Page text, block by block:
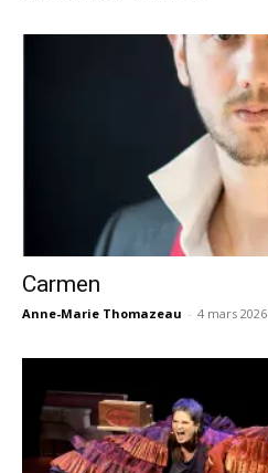
Carmen
Anne-Marie Thomazeau - 4 mars 2026